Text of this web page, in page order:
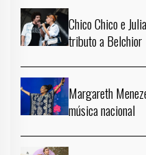
Chico Chico e
tributo a Belchior
Margareth
música nacional